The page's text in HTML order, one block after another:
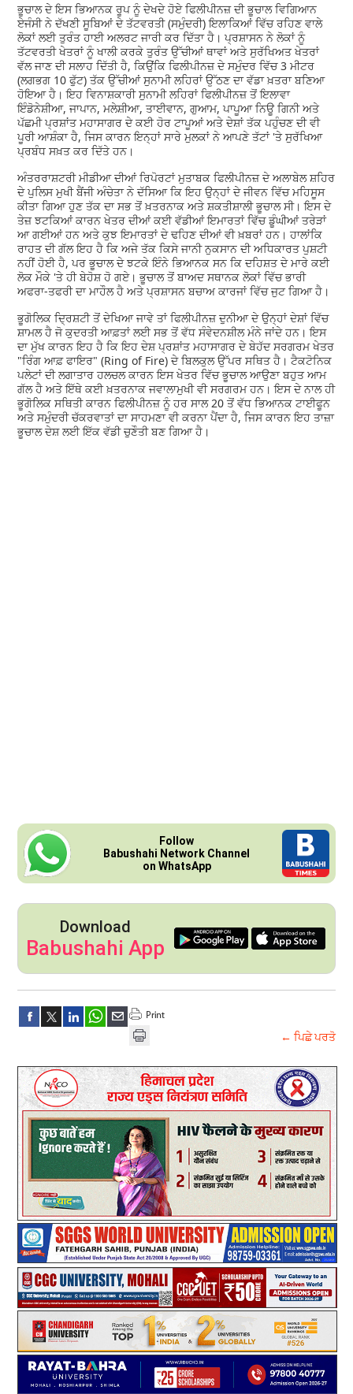
ਭੂਚਾਲ ਦੇ ਇਸ ਭਿਆਨਕ ਰੂਪ ਨੂੰ ਦੇਖਦੇ ਹੋਏ ਫਿਲੀਪੀਨਜ਼ ਦੀ ਭੂਚਾਲ ਵਿਗਿਆਨ
ਏਜੰਸੀ ਨੇ ਦੱਖਣੀ ਸੂਬਿਆਂ ਦੇ ਤੱਟਵਰਤੀ (ਸਮੁੰਦਰੀ) ਇਲਾਕਿਆਂ ਵਿੱਚ ਰਹਿਣ ਵਾਲੇ
ਲੋਕਾਂ ਲਈ ਤੁਰੰਤ ਹਾਈ ਅਲਰਟ ਜਾਰੀ ਕਰ ਦਿੱਤਾ ਹੈ। ਪ੍ਰਸ਼ਾਸਨ ਨੇ ਲੋਕਾਂ ਨੂੰ
ਤੱਟਵਰਤੀ ਖੇਤਰਾਂ ਨੂੰ ਖਾਲੀ ਕਰਕੇ ਤੁਰੰਤ ਉੱਚੀਆਂ ਥਾਵਾਂ ਅਤੇ ਸੁਰੱਖਿਅਤ ਖੇਤਰਾਂ
ਵੱਲ ਜਾਣ ਦੀ ਸਲਾਹ ਦਿੱਤੀ ਹੈ, ਕਿਉਂਕਿ ਫਿਲੀਪੀਨਜ਼ ਦੇ ਸਮੁੰਦਰ ਵਿੱਚ 3 ਮੀਟਰ
(ਲਗਭਗ 10 ਫੁੱਟ) ਤੱਕ ਉੱਚੀਆਂ ਸੁਨਾਮੀ ਲਹਿਰਾਂ ਉੱਠਣ ਦਾ ਵੱਡਾ ਖ਼ਤਰਾ ਬਣਿਆ
ਹੋਇਆ ਹੈ। ਇਹ ਵਿਨਾਸ਼ਕਾਰੀ ਸੁਨਾਮੀ ਲਹਿਰਾਂ ਫਿਲੀਪੀਨਜ਼ ਤੋਂ ਇਲਾਵਾ
ਇੰਡੋਨੇਸ਼ੀਆ, ਜਾਪਾਨ, ਮਲੇਸ਼ੀਆ, ਤਾਈਵਾਨ, ਗੁਆਮ, ਪਾਪੂਆ ਨਿਊ ਗਿਨੀ ਅਤੇ
ਪੱਛਮੀ ਪ੍ਰਸ਼ਾਂਤ ਮਹਾਸਾਗਰ ਦੇ ਕਈ ਹੋਰ ਟਾਪੂਆਂ ਅਤੇ ਦੇਸ਼ਾਂ ਤੱਕ ਪਹੁੰਚਣ ਦੀ ਵੀ
ਪੂਰੀ ਆਸ਼ੰਕਾ ਹੈ, ਜਿਸ ਕਾਰਨ ਇਨ੍ਹਾਂ ਸਾਰੇ ਮੁਲਕਾਂ ਨੇ ਆਪਣੇ ਤੱਟਾਂ 'ਤੇ ਸੁਰੱਖਿਆ
ਪ੍ਰਬੰਧ ਸਖ਼ਤ ਕਰ ਦਿੱਤੇ ਹਨ।
ਅੰਤਰਰਾਸ਼ਟਰੀ ਮੀਡੀਆ ਦੀਆਂ ਰਿਪੋਰਟਾਂ ਮੁਤਾਬਕ ਫਿਲੀਪੀਨਜ਼ ਦੇ ਅਲਾਬੇਲ ਸ਼ਹਿਰ
ਦੇ ਪੁਲਿਸ ਮੁਖੀ ਬੈਂਜੀ ਅੰਚੇਤਾ ਨੇ ਦੱਸਿਆ ਕਿ ਇਹ ਉਨ੍ਹਾਂ ਦੇ ਜੀਵਨ ਵਿੱਚ ਮਹਿਸੂਸ
ਕੀਤਾ ਗਿਆ ਹੁਣ ਤੱਕ ਦਾ ਸਭ ਤੋਂ ਖ਼ਤਰਨਾਕ ਅਤੇ ਸ਼ਕਤੀਸ਼ਾਲੀ ਭੂਚਾਲ ਸੀ। ਇਸ ਦੇ
ਤੇਜ਼ ਝਟਕਿਆਂ ਕਾਰਨ ਖੇਤਰ ਦੀਆਂ ਕਈ ਵੱਡੀਆਂ ਇਮਾਰਤਾਂ ਵਿੱਚ ਡੂੰਘੀਆਂ ਤਰੇੜਾਂ
ਆ ਗਈਆਂ ਹਨ ਅਤੇ ਕੁਝ ਇਮਾਰਤਾਂ ਦੇ ਢਹਿਣ ਦੀਆਂ ਵੀ ਖ਼ਬਰਾਂ ਹਨ। ਹਾਲਾਂਕਿ
ਰਾਹਤ ਦੀ ਗੱਲ ਇਹ ਹੈ ਕਿ ਅਜੇ ਤੱਕ ਕਿਸੇ ਜਾਨੀ ਨੁਕਸਾਨ ਦੀ ਅਧਿਕਾਰਤ ਪੁਸ਼ਟੀ
ਨਹੀਂ ਹੋਈ ਹੈ, ਪਰ ਭੂਚਾਲ ਦੇ ਝਟਕੇ ਇੰਨੇ ਭਿਆਨਕ ਸਨ ਕਿ ਦਹਿਸ਼ਤ ਦੇ ਮਾਰੇ ਕਈ
ਲੋਕ ਮੌਕੇ 'ਤੇ ਹੀ ਬੇਹੋਸ਼ ਹੋ ਗਏ। ਭੂਚਾਲ ਤੋਂ ਬਾਅਦ ਸਥਾਨਕ ਲੋਕਾਂ ਵਿੱਚ ਭਾਰੀ
ਅਫਰਾ-ਤਫਰੀ ਦਾ ਮਾਹੌਲ ਹੈ ਅਤੇ ਪ੍ਰਸ਼ਾਸਨ ਬਚਾਅ ਕਾਰਜਾਂ ਵਿੱਚ ਜੁਟ ਗਿਆ ਹੈ।
ਭੂਗੋਲਿਕ ਦ੍ਰਿਸ਼ਟੀ ਤੋਂ ਦੇਖਿਆ ਜਾਵੇ ਤਾਂ ਫਿਲੀਪੀਨਜ਼ ਦੁਨੀਆ ਦੇ ਉਨ੍ਹਾਂ ਦੇਸ਼ਾਂ ਵਿੱਚ
ਸ਼ਾਮਲ ਹੈ ਜੋ ਕੁਦਰਤੀ ਆਫ਼ਤਾਂ ਲਈ ਸਭ ਤੋਂ ਵੱਧ ਸੰਵੇਦਨਸ਼ੀਲ ਮੰਨੇ ਜਾਂਦੇ ਹਨ। ਇਸ
ਦਾ ਮੁੱਖ ਕਾਰਨ ਇਹ ਹੈ ਕਿ ਇਹ ਦੇਸ਼ ਪ੍ਰਸ਼ਾਂਤ ਮਹਾਸਾਗਰ ਦੇ ਬੇਹੱਦ ਸਰਗਰਮ ਖੇਤਰ
"ਰਿੰਗ ਆਫ਼ ਫਾਇਰ" (Ring of Fire) ਦੇ ਬਿਲਕੁਲ ਉੱਪਰ ਸਥਿਤ ਹੈ। ਟੈਕਟੋਨਿਕ
ਪਲੇਟਾਂ ਦੀ ਲਗਾਤਾਰ ਹਲਚਲ ਕਾਰਨ ਇਸ ਖੇਤਰ ਵਿੱਚ ਭੂਚਾਲ ਆਉਣਾ ਬਹੁਤ ਆਮ
ਗੱਲ ਹੈ ਅਤੇ ਇੱਥੇ ਕਈ ਖ਼ਤਰਨਾਕ ਜਵਾਲਾਮੁਖੀ ਵੀ ਸਰਗਰਮ ਹਨ। ਇਸ ਦੇ ਨਾਲ ਹੀ
ਭੂਗੋਲਿਕ ਸਥਿਤੀ ਕਾਰਨ ਫਿਲੀਪੀਨਜ਼ ਨੂੰ ਹਰ ਸਾਲ 20 ਤੋਂ ਵੱਧ ਭਿਆਨਕ ਟਾਈਫੂਨ
ਅਤੇ ਸਮੁੰਦਰੀ ਚੱਕਰਵਾਤਾਂ ਦਾ ਸਾਹਮਣਾ ਵੀ ਕਰਨਾ ਪੈਂਦਾ ਹੈ, ਜਿਸ ਕਾਰਨ ਇਹ ਤਾਜ਼ਾ
ਭੂਚਾਲ ਦੇਸ਼ ਲਈ ਇੱਕ ਵੱਡੀ ਚੁਣੌਤੀ ਬਣ ਗਿਆ ਹੈ।
Follow
Babushahi Network Channel
on WhatsApp
Download
Babushahi App
← ਪਿਛੇ ਪਰਤੋ